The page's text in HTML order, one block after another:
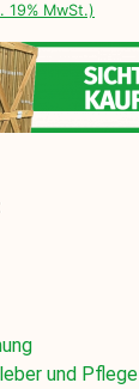
19% MwSt.)
und Pflege